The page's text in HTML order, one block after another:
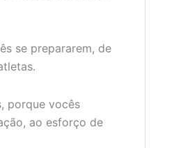
se prepararem, de
porque vocês
ao esforço de